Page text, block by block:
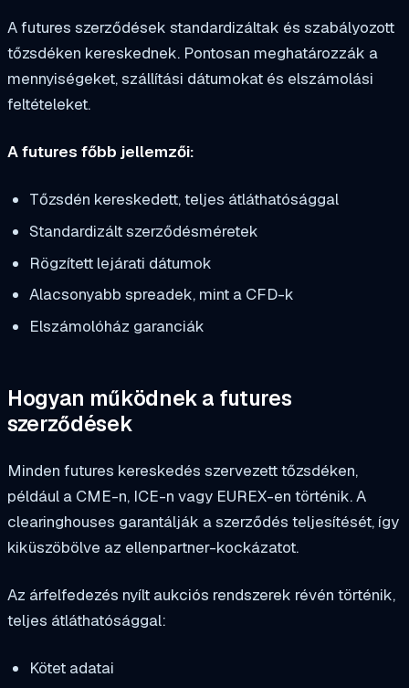
A futures szerződések standardizáltak és szabályozott
tőzsdéken kereskednek. Pontosan meghatározzák a
mennyiségeket, szállítási dátumokat és elszámolási
feltételeket.
A futures főbb jellemzői:
Tőzsdén kereskedett, teljes átláthatósággal
Standardizált szerződésméretek
Rögzített lejárati dátumok
Alacsonyabb spreadek, mint a CFD-k
Elszámolóház garanciák
Hogyan működnek a futures
szerződések
Minden futures kereskedés szervezett tőzsdéken,
például a CME-n, ICE-n vagy EUREX-en történik. A
clearinghouses garantálják a szerződés teljesítését, így
kiküszöbölve az ellenpartner-kockázatot.
Az árfelfedezés nyílt aukciós rendszerek révén történik,
teljes átláthatósággal:
Kötet adatai